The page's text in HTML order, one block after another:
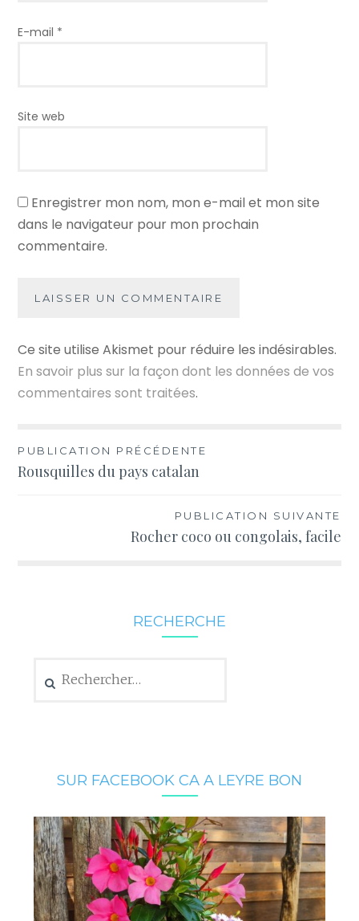
E-mail *
Site web
Enregistrer mon nom, mon e-mail et mon site
dans le navigateur pour mon prochain
commentaire.
Ce site utilise Akismet pour réduire les indésirables.
En savoir plus sur la façon dont les données de vos
commentaires sont traitées.
Navigation
de
PUBLICATION PRÉCÉDENTE
Rousquilles du pays catalan
PUBLICATION SUIVANTE
Rocher coco ou congolais, facile
RECHERCHE
SUR FACEBOOK CA A LEYRE BON